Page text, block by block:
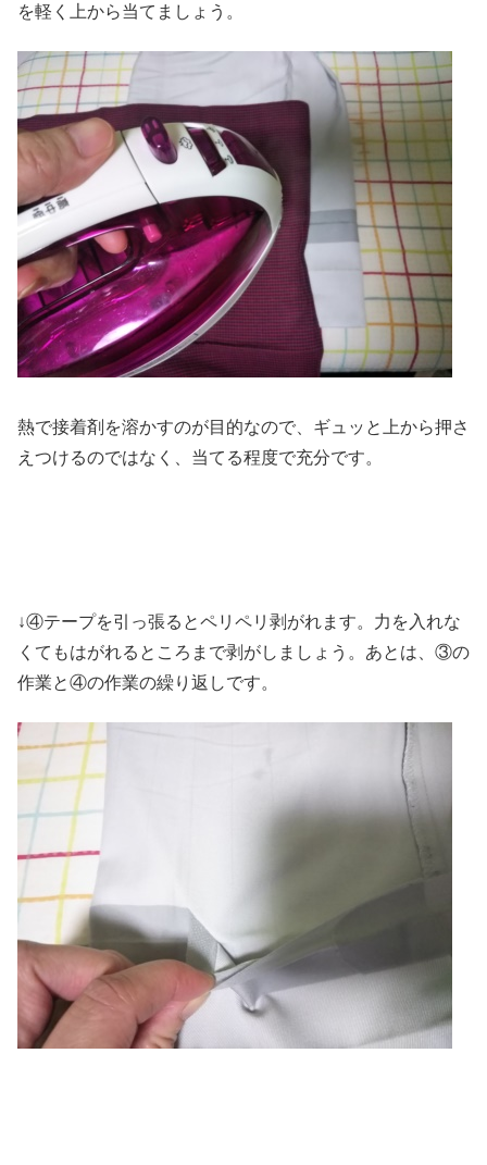
を軽く上から当てましょう。
熱で接着剤を溶かすのが目的なので、ギュッと上から押さ
えつけるのではなく、当てる程度で充分です。
↓④テープを引っ張るとペリペリ剥がれます。力を入れな
くてもはがれるところまで剥がしましょう。あとは、③の
作業と④の作業の繰り返しです。